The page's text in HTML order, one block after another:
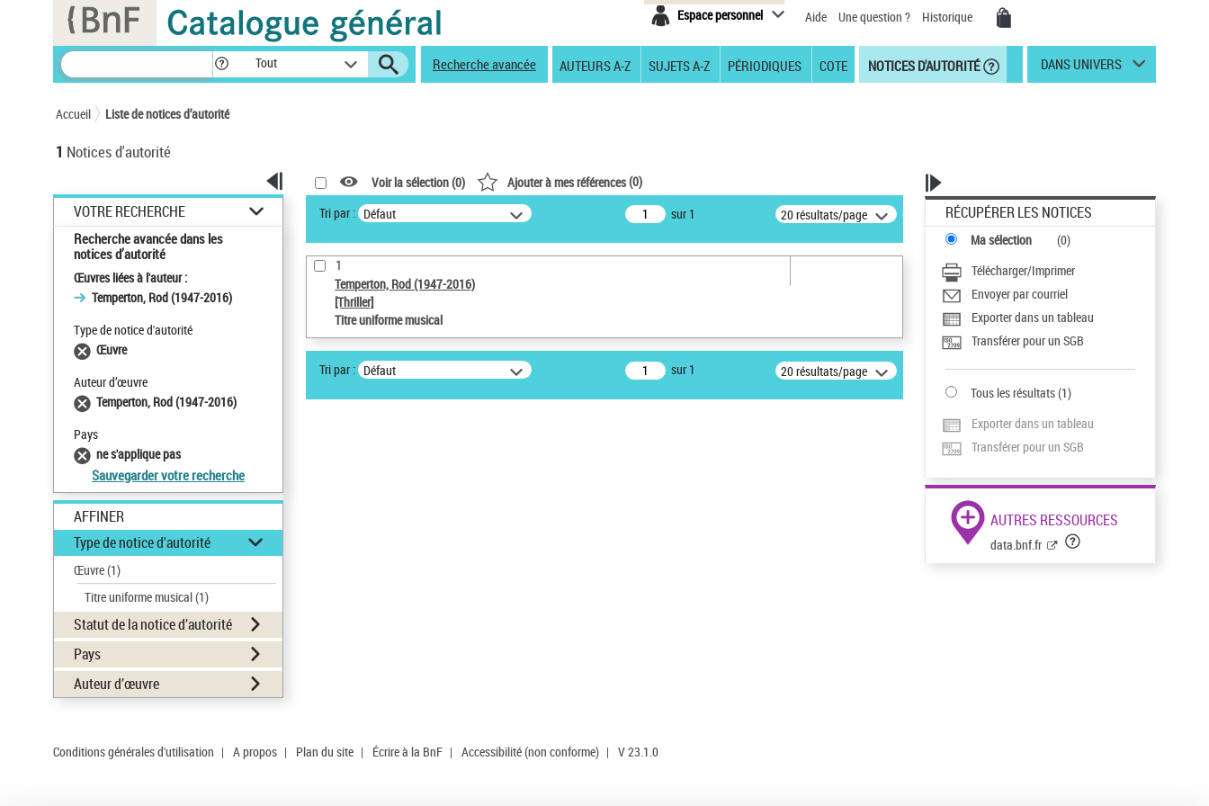
Espace personnel Aide Une question ? Historique
Tout Recherche avancée AUTEURS A-Z SUJETS A-Z PÉRIODIQUES COTE NOTICES D'AUTORITÉ DANS UNIVERS
Accueil Liste de notices d’autorité
1 Notices d'autorité
VOTRE RECHERCHE
Recherche avancée dans les
notices d’autorité
Œuvres liées à l'auteur :
Temperton, Rod (1947-2016)
Type de notice d'autorité
Œuvre
Auteur d’œuvre
Temperton, Rod (1947-2016)
Pays
ne s'applique pas
Sauvegarder votre recherche
AFFINER
Type de notice d'autorité
Œuvre(1)
Titre uniforme musical(1)
Statut de la notice d’autorité
Pays
Auteur d’œuvre
Voir la sélection (0) Ajouter à mes références(0)
Tri par : Défaut sur 1 20 résultats/page
1
Temperton, Rod (1947-2016)
[Thriller]
Titre uniforme musical
Tri par : Défaut sur 1 20 résultats/page
RÉCUPÉRER LES NOTICES
Ma sélection (0)
Télécharger/Imprimer
Envoyer par courriel
Exporter dans un tableau
Transférer pour un SGB
Tous les résultats(1)
Exporter dans un tableau
Transférer pour un SGB
AUTRES RESSOURCES
data.bnf.fr
Conditions générales d'utilisation | A propos | Plan du site | Écrire à la BnF | Accessibilité (non conforme) | V 23.1.0
Panneau de gestion des cookies